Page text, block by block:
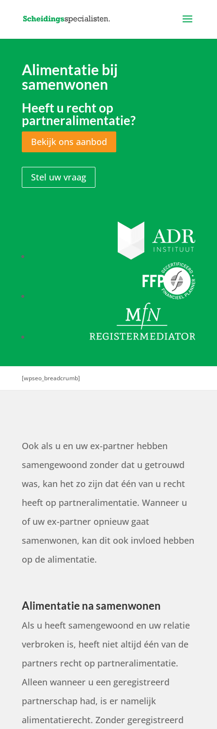
Alimentatie bij
samenwonen
Heeft u recht op
partneralimentatie?
Bekijk ons aanbod
Stel uw vraag
[wpseo_breadcrumb]
Ook als u en uw ex-partner hebben
samengewoond zonder dat u getrouwd
was, kan het zo zijn dat één van u recht
heeft op partneralimentatie. Wanneer u
of uw ex-partner opnieuw gaat
samenwonen, kan dit ook invloed hebben
op de alimentatie.
Alimentatie na samenwonen
Als u heeft samengewoond en uw relatie
verbroken is, heeft niet altijd één van de
partners recht op partneralimentatie.
Alleen wanneer u een geregistreerd
partnerschap had, is er namelijk
alimentatierecht. Zonder geregistreerd